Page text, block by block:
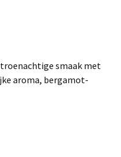
smaak met
aroma, bergamot-